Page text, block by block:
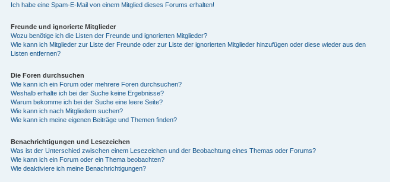
Ich habe eine Spam-E-Mail von einem Mitglied dieses Forums erhalten!
Freunde und ignorierte Mitglieder
Wozu benötige ich die Listen der Freunde und ignorierten Mitglieder?
Wie kann ich Mitglieder zur Liste der Freunde oder zur Liste der ignorierten Mitglieder hinzufügen oder diese wieder aus den
Listen entfernen?
Die Foren durchsuchen
Wie kann ich ein Forum oder mehrere Foren durchsuchen?
Weshalb erhalte ich bei der Suche keine Ergebnisse?
Warum bekomme ich bei der Suche eine leere Seite?
Wie kann ich nach Mitgliedern suchen?
Wie kann ich meine eigenen Beiträge und Themen finden?
Benachrichtigungen und Lesezeichen
Was ist der Unterschied zwischen einem Lesezeichen und der Beobachtung eines Themas oder Forums?
Wie kann ich ein Forum oder ein Thema beobachten?
Wie deaktiviere ich meine Benachrichtigungen?